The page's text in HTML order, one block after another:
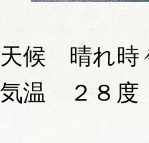
天候 晴れ時
気温 ２８度